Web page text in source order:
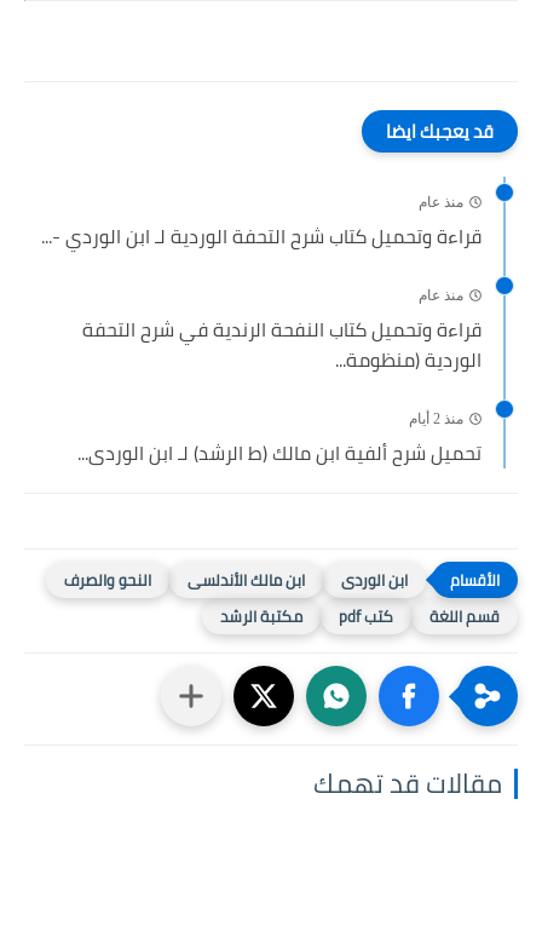
قد يعجبك ايضا
منذ عام
قراءة وتحميل كتاب شرح التحفة الوردية لـ ابن الوردي -...
منذ عام
قراءة وتحميل كتاب النفحة الرندية في شرح التحفة
الوردية (منظومة...
منذ 2 أيام
تحميل شرح ألفية ابن مالك (ط الرشد) لـ ابن الوردى...
ابن الوردى ابن مالك الأندلسى
النحو والصرف
قسم اللغة
كتب pdf مكتبة الرشد
مقالات قد تهمك